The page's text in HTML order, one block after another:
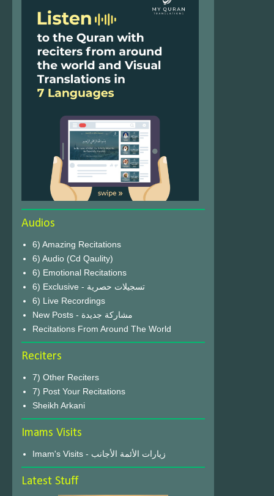
Audios
6) Amazing Recitations
6) Audio (Cd Qaulity)
6) Emotional Recitations
6) Exclusive - تسجيلات حصرية
6) Live Recordings
New Posts - مشاركة جديدة
Recitations From Around The World
Reciters
7) Other Reciters
7) Post Your Recitations
Sheikh Arkani
Imams Visits
Imam's Visits - زيارات الأئمة الأجانب
Latest Stuff